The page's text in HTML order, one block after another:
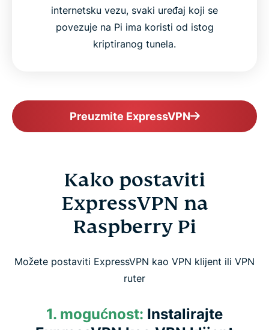
internetsku vezu, svaki uređaj koji se
povezuje na Pi ima koristi od istog
kriptiranog tunela.
Preuzmite ExpressVPN
Kako postaviti
ExpressVPN na
Raspberry Pi
Možete postaviti ExpressVPN kao VPN klijent ili VPN
ruter
1. mogućnost: Instalirajte